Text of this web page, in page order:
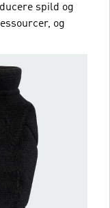
spild og
og